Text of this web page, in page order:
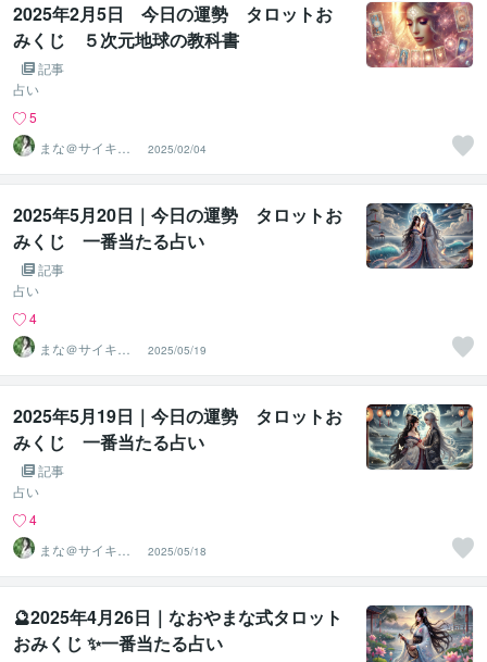
2025年2月5日 今日の運勢 タロットお
みくじ ５次元地球の教科書
記事
占い
5
まな＠サイキッ
ク能力を覚醒さ
せる専門家
2025/02/04
2025年5月20日｜今日の運勢 タロットお
みくじ 一番当たる占い
記事
占い
4
まな＠サイキッ
ク能力を覚醒さ
せる専門家
2025/05/19
2025年5月19日｜今日の運勢 タロットお
みくじ 一番当たる占い
記事
占い
4
まな＠サイキッ
ク能力を覚醒さ
せる専門家
2025/05/18
🔮2025年4月26日｜なおやまな式タロット
おみくじ ✨一番当たる占い